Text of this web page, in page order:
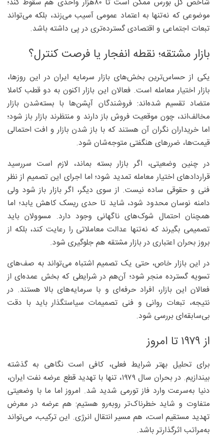
شاخص کل بورس ممکن است تا ۸۰‌هزار واحدی هم سقوط کند؛
موضوعی که نه‌تنها به اعتماد عمومی آسیب می‌زند، بلکه می‌تواند
تبعات اجتماعی و اقتصادی گسترده‌تری در پی داشته باشد.
بازار مشتقه؛ نقطه انفجار یا فرصت کنترل؟
یکی از حساس‌ترین بخش‌های بازار سرمایه ایران در این روزها،
بازار اختیار معامله است. فعالان این بازار اکنون به دو قطب کاملا
متضاد تقسیم شده‌اند: فروشندگان آپشن‌ها با بسته‌شدن بازار
مخالف‌اند، چون موقعیت فروش باز دارند و منتظرند بازار باز شود؛
اما خریداران نگران آن هستند که با باز شدن بازار و افت احتمالی
قیمت‌ها، ضررهای هنگفتی متوجه‌شان شود.
در چنین وضعیتی، اگر بازار بسته بماند، لازم است سررسید
قراردادهای اختیار معامله تمدید شود؛ اما اجرای این تصمیم از نظر
فنی و حقوقی ساده نیست. از سوی دیگر، اگر بازار باز شود ولی
دامنه نوسان محدود شود، شاید تا حدی ریسک کاهش یابد؛ اما
همچنان احتمال شوک‌های ناگهانی وجود دارد. مسوولان باید
تصمیمی بگیرند که نه‌تنها عدالت معاملاتی را رعایت کند، بلکه از
بروز بحران اعتباری در بازار مشتقه هم جلوگیری شود.
در این بازار خاص، حتی یک تصمیم اشتباه می‌تواند به صف‌های
تسویه گسترده منجر شود؛ آن‌هم در شرایطی که بخش عمده‌ای از
فعالان این بازار، افراد حرفه‌ای و با سرمایه‌های بالا هستند. در
نتیجه، تبعات روانی و فنی تصمیمات سیاستگذار باید با دقت
بی‌سابقه‌ای بررسی شود.
از ۱۹۷۹ تا امروز
برای تحلیل بهتر شرایط فعلی، کافی ا‌ست نگاهی به گذشته
بیندازیم. در بحران سال ۱۹۷۹، تنها با تهدید قطع عرضه نفت ایران،
دنیا به‌سرعت وارد فاز تورمی شدید شد. امروز اما ما با وضعیتی
متفاوت و شاید خطرناک‌تر روبه‌رو هستیم: هم عرضه در معرض
تهدید مستقیم است، هم مسیر انتقال انرژی. این ترکیب، می‌تواند
به‌مراتب اثرگذارتر باشد.